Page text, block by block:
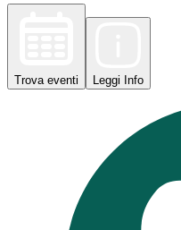
Trova eventi Leggi Info